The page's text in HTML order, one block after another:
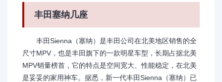
丰田塞纳几座
丰田Sienna（塞纳）是丰田公司在北美地区销售的全
尺寸MPV，也是丰田旗下的一款明星车型，长期占据北美
MPV销量榜首，它的特点是空间宽大、性能稳定，在北美
是妥妥的家用神车。据悉，新一代丰田Sienna（塞纳）已